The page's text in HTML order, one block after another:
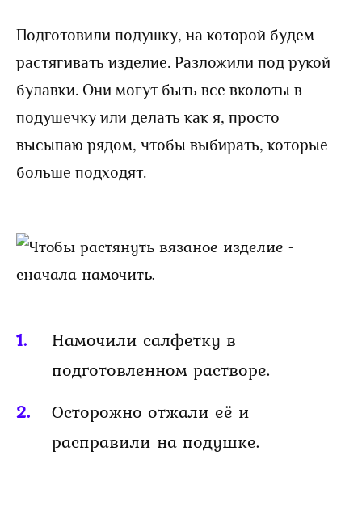
Подготовили подушку, на которой будем
растягивать изделие. Разложили под рукой
булавки. Они могут быть все вколоты в
подушечку или делать как я, просто
высыпаю рядом, чтобы выбирать, которые
больше подходят.
Намочили салфетку в
подготовленном растворе.
Осторожно отжали её и
расправили на подушке.